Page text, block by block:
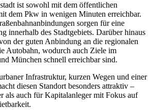
ist sowohl mit dem öffentlichen
dem Pkw in wenigen Minuten erreichbar.
sorgen für eine
innerhalb des Stadtgebiets. Darüber hinaus
der guten Anbindung an die regionalen
Autobahn, wodurch auch Ziele im
München schnell erreichbar sind.
Infrastruktur, kurzen Wegen und einer
diesen Standort besonders attraktiv –
als auch für Kapitalanleger mit Fokus auf